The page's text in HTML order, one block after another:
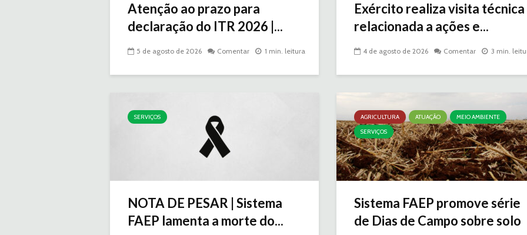
Atenção ao prazo para
declaração do ITR 2026 |...
5 de agosto de 2026 Comentar 1 min. leitura
Exército realiza visita técnica
relacionada a ações e...
4 de agosto de 2026 Comentar 3 min.
SERVIÇOS
NOTA DE PESAR | Sistema
FAEP lamenta a morte do...
AGRICULTURA ATUAÇÃO
MEIO AMBIENTE
SERVIÇOS
Sistema FAEP promove série
de Dias de Campo sobre solo